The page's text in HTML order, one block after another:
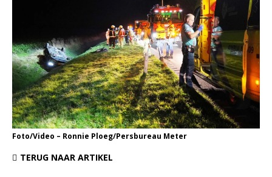
Foto/Video – Ronnie Ploeg/Persbureau Meter
TERUG NAAR ARTIKEL